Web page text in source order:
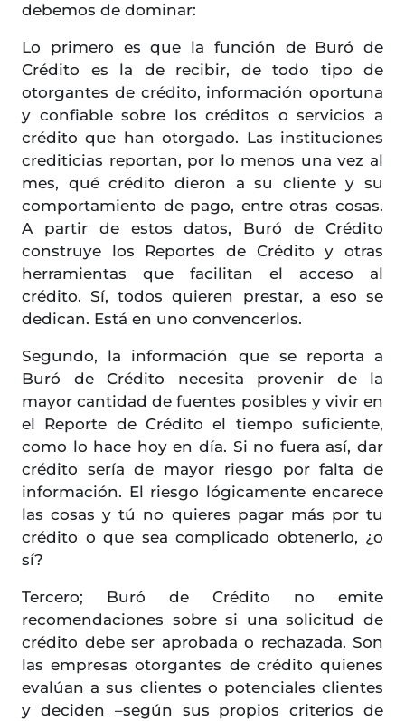
debemos de dominar:
Lo primero es que la función de Buró de
Crédito es la de recibir, de todo tipo de
otorgantes de crédito, información oportuna
y confiable sobre los créditos o servicios a
crédito que han otorgado. Las instituciones
crediticias reportan, por lo menos una vez al
mes, qué crédito dieron a su cliente y su
comportamiento de pago, entre otras cosas.
A partir de estos datos, Buró de Crédito
construye los Reportes de Crédito y otras
herramientas que facilitan el acceso al
crédito. Sí, todos quieren prestar, a eso se
dedican. Está en uno convencerlos.
Segundo, la información que se reporta a
Buró de Crédito necesita provenir de la
mayor cantidad de fuentes posibles y vivir en
el Reporte de Crédito el tiempo suficiente,
como lo hace hoy en día. Si no fuera así, dar
crédito sería de mayor riesgo por falta de
información. El riesgo lógicamente encarece
las cosas y tú no quieres pagar más por tu
crédito o que sea complicado obtenerlo, ¿o
sí?
Tercero; Buró de Crédito no emite
recomendaciones sobre si una solicitud de
crédito debe ser aprobada o rechazada. Son
las empresas otorgantes de crédito quienes
evalúan a sus clientes o potenciales clientes
y deciden –según sus propios criterios de